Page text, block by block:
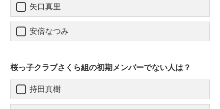
矢口真里
安倍なつみ
桜っ子クラブさくら組の初期メンバーでない人は？
持田真樹